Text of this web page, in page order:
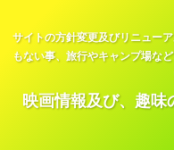
サイトの方針変更及びリニュー
もない事、旅行やキャンプ場な
映画情報及び、趣味